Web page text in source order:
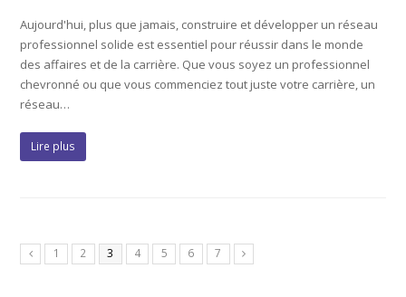
Aujourd'hui, plus que jamais, construire et développer un réseau
professionnel solide est essentiel pour réussir dans le monde
des affaires et de la carrière. Que vous soyez un professionnel
chevronné ou que vous commenciez tout juste votre carrière, un
réseau…
Lire plus
1 2 3 4 5 6 7